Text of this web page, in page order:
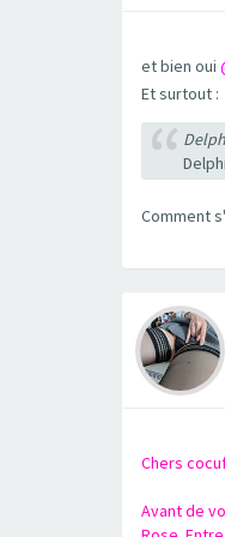
et bien oui
Et surtout :
Comment
Chers
Avant de